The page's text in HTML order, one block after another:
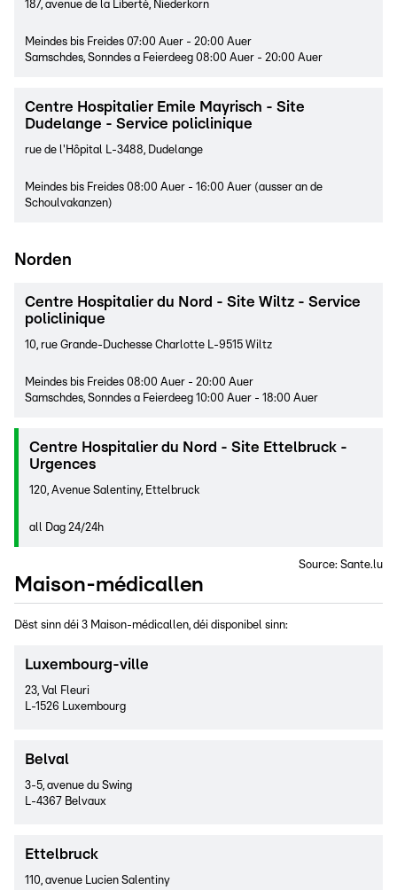
187, avenue de la Liberté, Niederkorn
Meindes bis Freides 07:00 Auer - 20:00 Auer
Samschdes, Sonndes a Feierdeeg 08:00 Auer - 20:00 Auer
Centre Hospitalier Emile Mayrisch - Site
Dudelange - Service policlinique
rue de l'Hôpital L-3488, Dudelange
Meindes bis Freides 08:00 Auer - 16:00 Auer (ausser an de
Schoulvakanzen)
Norden
Centre Hospitalier du Nord - Site Wiltz - Service
policlinique
10, rue Grande-Duchesse Charlotte L-9515 Wiltz
Meindes bis Freides 08:00 Auer - 20:00 Auer
Samschdes, Sonndes a Feierdeeg 10:00 Auer - 18:00 Auer
Centre Hospitalier du Nord - Site Ettelbruck -
Urgences
120, Avenue Salentiny, Ettelbruck
all Dag 24/24h
Source: Sante.lu
Maison-médicallen
Dëst sinn déi 3 Maison-médicallen, déi disponibel sinn:
Luxembourg-ville
23, Val Fleuri
L-1526 Luxembourg
Belval
3-5, avenue du Swing
L-4367 Belvaux
Ettelbruck
110, avenue Lucien Salentiny